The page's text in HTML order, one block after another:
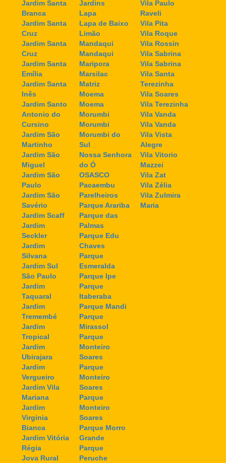
Jardim Santa
Branca
Jardim Santa
Cruz
Jardim Santa
Cruz
Jardim Santa
Emília
Jardim Santa
Inês
Jardim Santo
Antonio do
Cursino
Jardim São
Martinho
Jardim São
Miguel
Jardim São
Paulo
Jardim São
Savério
Jardim Scaff
Jardim
Seckler
Jardim
Silvana
Jardim Sul
São Paulo
Jardim
Taquaral
Jardim
Tremembé
Jardim
Tropical
Jardim
Ubirajara
Jardim
Vergueiro
Jardim Vila
Mariana
Jardim
Virginia
Bianca
Jardim Vitória
Régia
Jova Rural
Jardins
Lapa
Lapa de Baixo
Limão
Mandaqui
Mandaqui
Maripora
Marsilac
Matriz
Moema
Moema
Morumbi
Morumbi
Morumbi do
Sul
Nossa Senhora
do Ó
OSASCO
Pacaembu
Parelheiros
Parque Arariba
Parque das
Palmas
Parque Edu
Chaves
Parque
Esmeralda
Parque Ipe
Parque
Itaberaba
Parque Mandi
Parque
Mirassol
Parque
Monteiro
Soares
Parque
Monteiro
Soares
Parque
Monteiro
Soares
Parque Morro
Grande
Parque
Peruche
Vila Paulo
Raveli
Vila Pita
Vila Roque
Vila Rossin
Vila Sabrina
Vila Sabrina
Vila Santa
Terezinha
Vila Soares
Vila Terezinha
Vila Vanda
Vila Vanda
Vila Vista
Alegre
Vila Vitorio
Mazzei
Vila Zat
Vila Zélia
Vila Zulmira
Maria